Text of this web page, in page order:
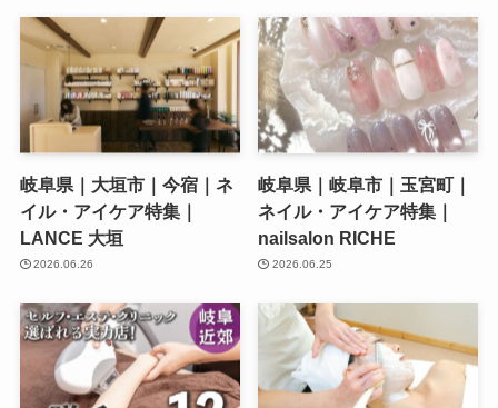
岐阜県｜大垣市｜今宿｜ネ
イル・アイケア特集｜
LANCE 大垣
2026.06.26
岐阜県｜岐阜市｜玉宮町｜
ネイル・アイケア特集｜
nailsalon RICHE
2026.06.25